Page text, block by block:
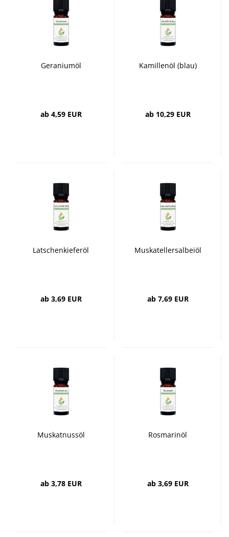
Geraniumöl
ab 4,59 EUR
Kamillenöl (blau)
ab 10,29 EUR
Latschenkieferöl
ab 3,69 EUR
Muskatellersalbeiöl
ab 7,69 EUR
Muskatnussöl
ab 3,78 EUR
Rosmarinöl
ab 3,69 EUR